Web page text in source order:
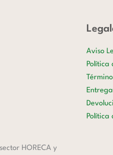
HORECA y
Aviso
Política
Política